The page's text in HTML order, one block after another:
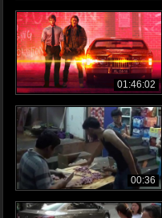
01:46:02
00:36